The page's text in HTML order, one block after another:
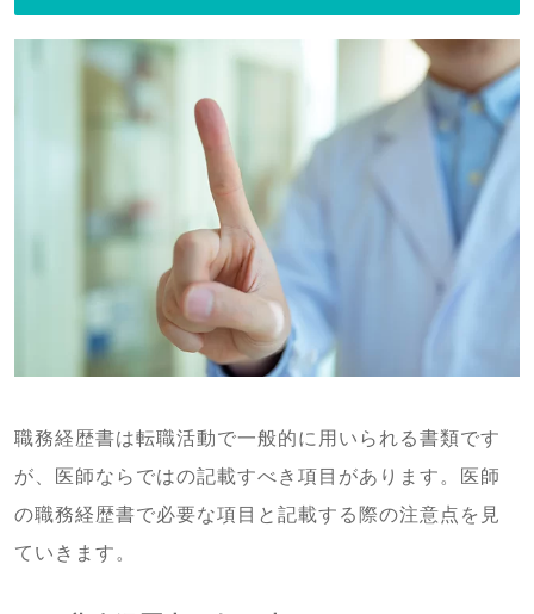
職務経歴書は転職活動で一般的に用いられる書類です
が、医師ならではの記載すべき項目があります。医師
の職務経歴書で必要な項目と記載する際の注意点を見
ていきます。